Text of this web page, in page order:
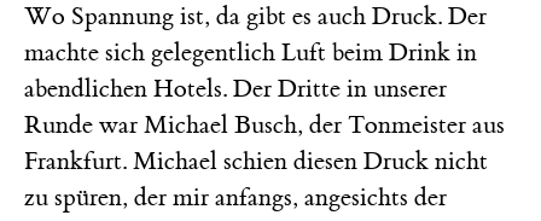
Wo Spannung ist, da gibt es auch Druck. Der
machte sich gelegentlich Luft beim Drink in
abendlichen Hotels. Der Dritte in unserer
Runde war Michael Busch, der Tonmeister aus
Frankfurt. Michael schien diesen Druck nicht
zu spüren, der mir anfangs, angesichts der